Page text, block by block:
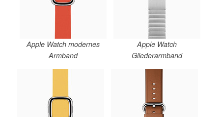
Apple Watch modernes
Armband
Apple Watch
Gliederarmband